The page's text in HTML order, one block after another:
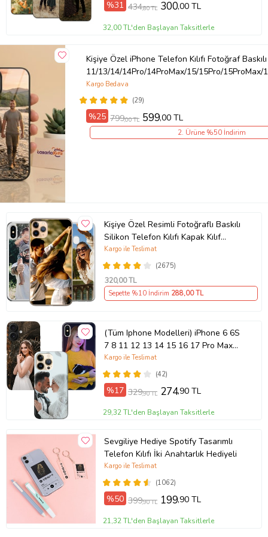
Ürün Kodu:kcm77365759
%31 434,80 TL 300,00 TL
32,00 TL'den Başlayan Taksitlerle
Kişiye Özel iPhone Telefon Kılıfı Fotoğraf Baskılı
11/13/14/14Pro/14ProMax/15/15Pro/
(29)
Kargo Bedava
%25 799,00 TL 599,00 TL
2. Ürüne %50 İndirim
Kişiye Özel Resimli Fotoğraflı Baskılı
Silikon Telefon Kılıfı Kapak Kılıf
(Telefon Modelleri Açıklamada)
(2675)
Kargo ile Teslimat
320,00 TL
Sepette %10 İndirim 288,00 TL
(Tüm Iphone Modelleri) iPhone 6 6S
7 8 11 12 13 14 15 16 17 Pro Max
Plus Mini Kişiye Özel Resimli
Fotoğraflı Kılıf(42)
Kargo ile Teslimat
%17 329,90 TL 274,90 TL
29,32 TL'den Başlayan Taksitlerle
Sevgiliye Hediye Spotify Tasarımlı
Telefon Kılıfı İki Anahtarlık Hediyeli
(1062)
Kargo ile Teslimat
%50 399,90 TL 199,90 TL
21,32 TL'den Başlayan Taksitlerle